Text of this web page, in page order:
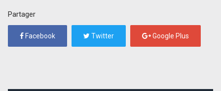
Partager
Facebook Twitter Google Plus